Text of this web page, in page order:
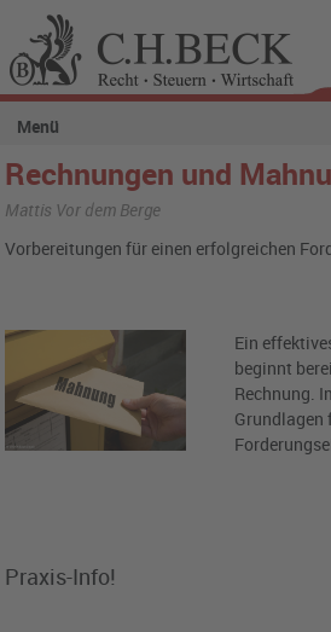
Menü
Rechnungen und
Mattis Vor dem Berge
Vorbereitungen für einen erfolgreichen
Ein
beginnt
Rechnung.
Grundlagen
Praxis-Info!